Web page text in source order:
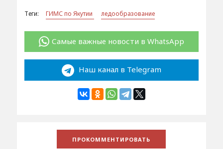
Теги: ГИМС по Якутии ледообразование
Самые важные новости в WhatsApp
Наш канал в Telegram